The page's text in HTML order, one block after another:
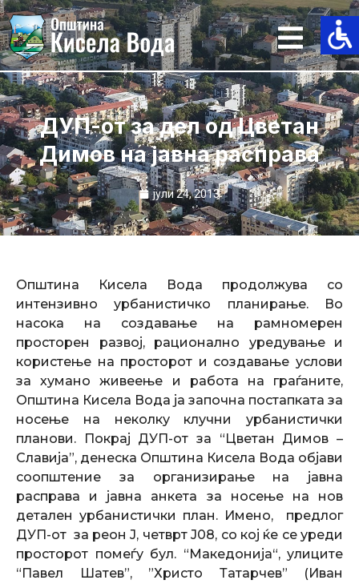
Skip
to
content
ДУП-от за дел од Цветан
Димов на јавна расправа
јули 24, 2013
Општина Кисела Вода продолжува со
интензивно урбанистичко планирање. Во
насока на создавање на рамномерен
просторен развој, рационално уредување и
користење на просторот и создавање услови
за хумано живеење и работа на граѓаните,
Општина Кисела Вода ја започна постапката за
носење на неколку клучни урбанистички
планови. Покрај ДУП-от за “Цветан Димов –
Славија”, денеска Општина Кисела Вода објави
соопштение за организирање на јавна
расправа и јавна анкета за носење на нов
детален урбанистички план. Имено, предлог
ДУП-от за реон Ј, четврт Ј08, со кој ќе се уреди
просторот помеѓу бул. “Македонија“, улиците
“Павел Шатев”, ”Христо Татарчев” (Иван